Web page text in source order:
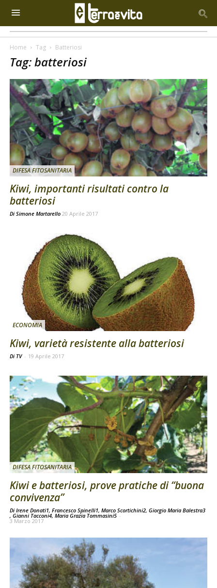
Home Tag Batteriosi
Tag: batteriosi
DIFESA FITOSANITARIA
Kiwi, importanti risultati contro la
batteriosi
Di Simone Martarello 20 Aprile 2017
ECONOMIA
Kiwi, varietà resistente alla batteriosi
Di TV - 19 Aprile 2017
DIFESA FITOSANITARIA
Kiwi e batteriosi, prove pratiche di “buona
convivenza”
Di Irene Donati1, Francesco Spinelli1, Marco Scortichini2, Giorgio Maria Balestra3
, Gianni Tacconi4, Maria Grazia Tommasini5 -
3 Marzo 2017